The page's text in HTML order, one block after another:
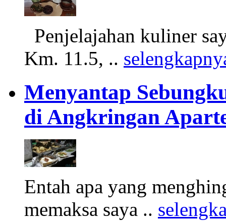
Penjelajahan kuliner
Km. 11.5, ..
Menyantap
di Angkringan
Entah apa yang
memaksa saya ..